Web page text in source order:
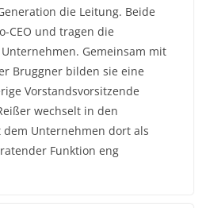
die Leitung. Beide
CEO und tragen die
Gemeinsam mit
Bruggner bilden sie eine
Vorstandsvorsitzende
wechselt in den
Unternehmen dort als
Funktion eng